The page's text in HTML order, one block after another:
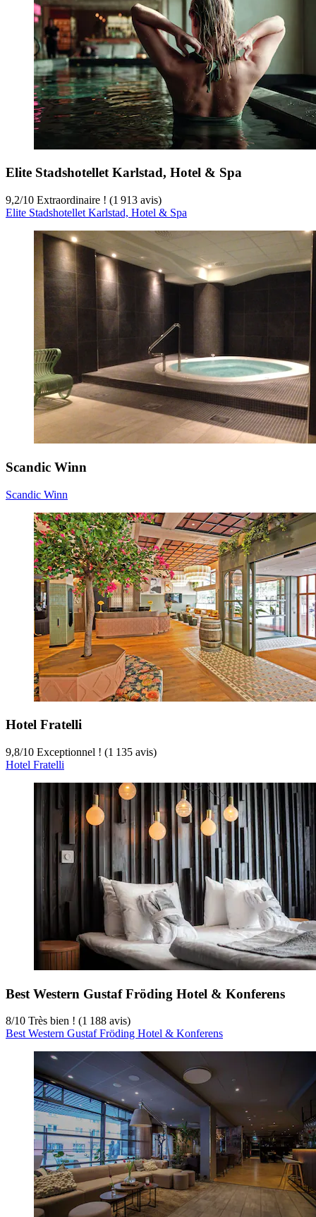
Elite Stadshotellet Karlstad, Hotel & Spa
9,2/10 Extraordinaire ! (1 913 avis)
Elite Stadshotellet Karlstad, Hotel & Spa
Scandic Winn
Scandic Winn
Hotel Fratelli
9,8/10 Exceptionnel ! (1 135 avis)
Hotel Fratelli
Best Western Gustaf Fröding Hotel & Konferens
8/10 Très bien ! (1 188 avis)
Best Western Gustaf Fröding Hotel & Konferens